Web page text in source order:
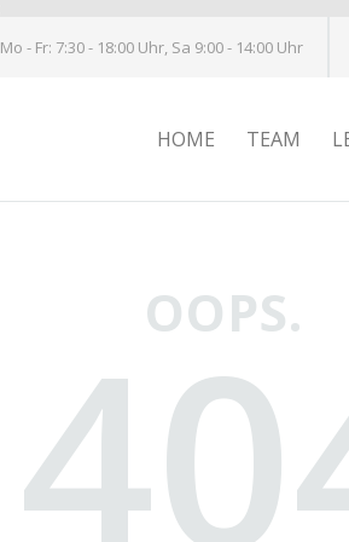
Mo - Fr: 7:30 - 18:00 Uhr, Sa 9:00 - 14:00 Uhr
HOME TEAM
OOPS.